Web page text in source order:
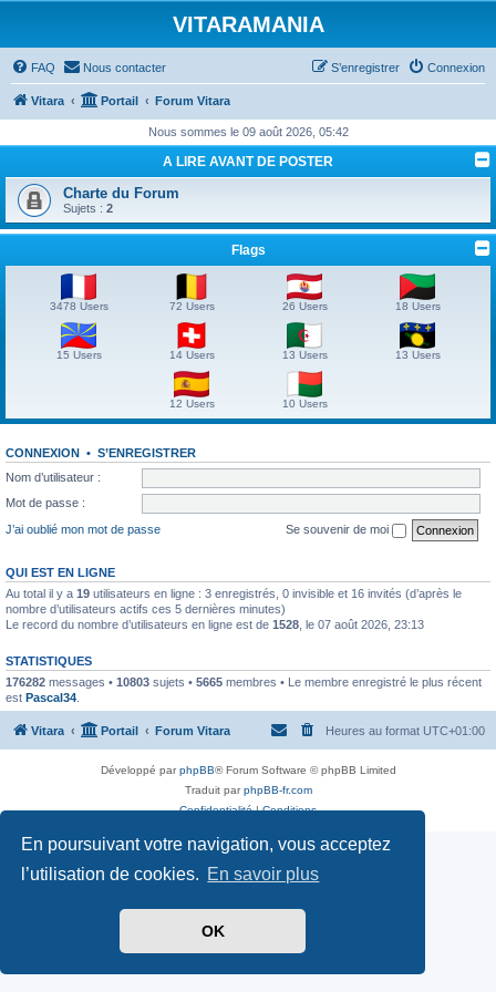
En poursuivant votre navigation, vous acceptez
l’utilisation de cookies. En savoir plus
OK
VITARAMANIA
FAQ Nous contacter Connexion
S’enregistrer
Vitara Portail Forum Vitara
Nous sommes le 09 août 2026, 05:42
A LIRE AVANT DE POSTER
Charte du Forum
Sujets : 2
Flags
3478 Users 72 Users 26 Users 18 Users
15 Users 14 Users 13 Users 13 Users
12 Users 10 Users
CONNEXION • S’ENREGISTRER
Nom d’utilisateur :
Mot de passe :
J’ai oublié mon mot de passe
Se souvenir de moi
QUI EST EN LIGNE
Au total il y a 19 utilisateurs en ligne : 3 enregistrés, 0 invisible et 16 invités (d’après le
nombre d’utilisateurs actifs ces 5 dernières minutes)
Le record du nombre d’utilisateurs en ligne est de 1528 , le 07 août 2026, 23:13
STATISTIQUES
176282 messages • 10803 sujets • 5665 membres • Le membre enregistré le plus récent
est Pascal34
Vitara Portail Forum Vitara Heures au format UTC+01:00
Développé parphpBB® Forum Software © phpBB Limited
Traduit parphpBB-fr.com
Confidentialité|Conditions